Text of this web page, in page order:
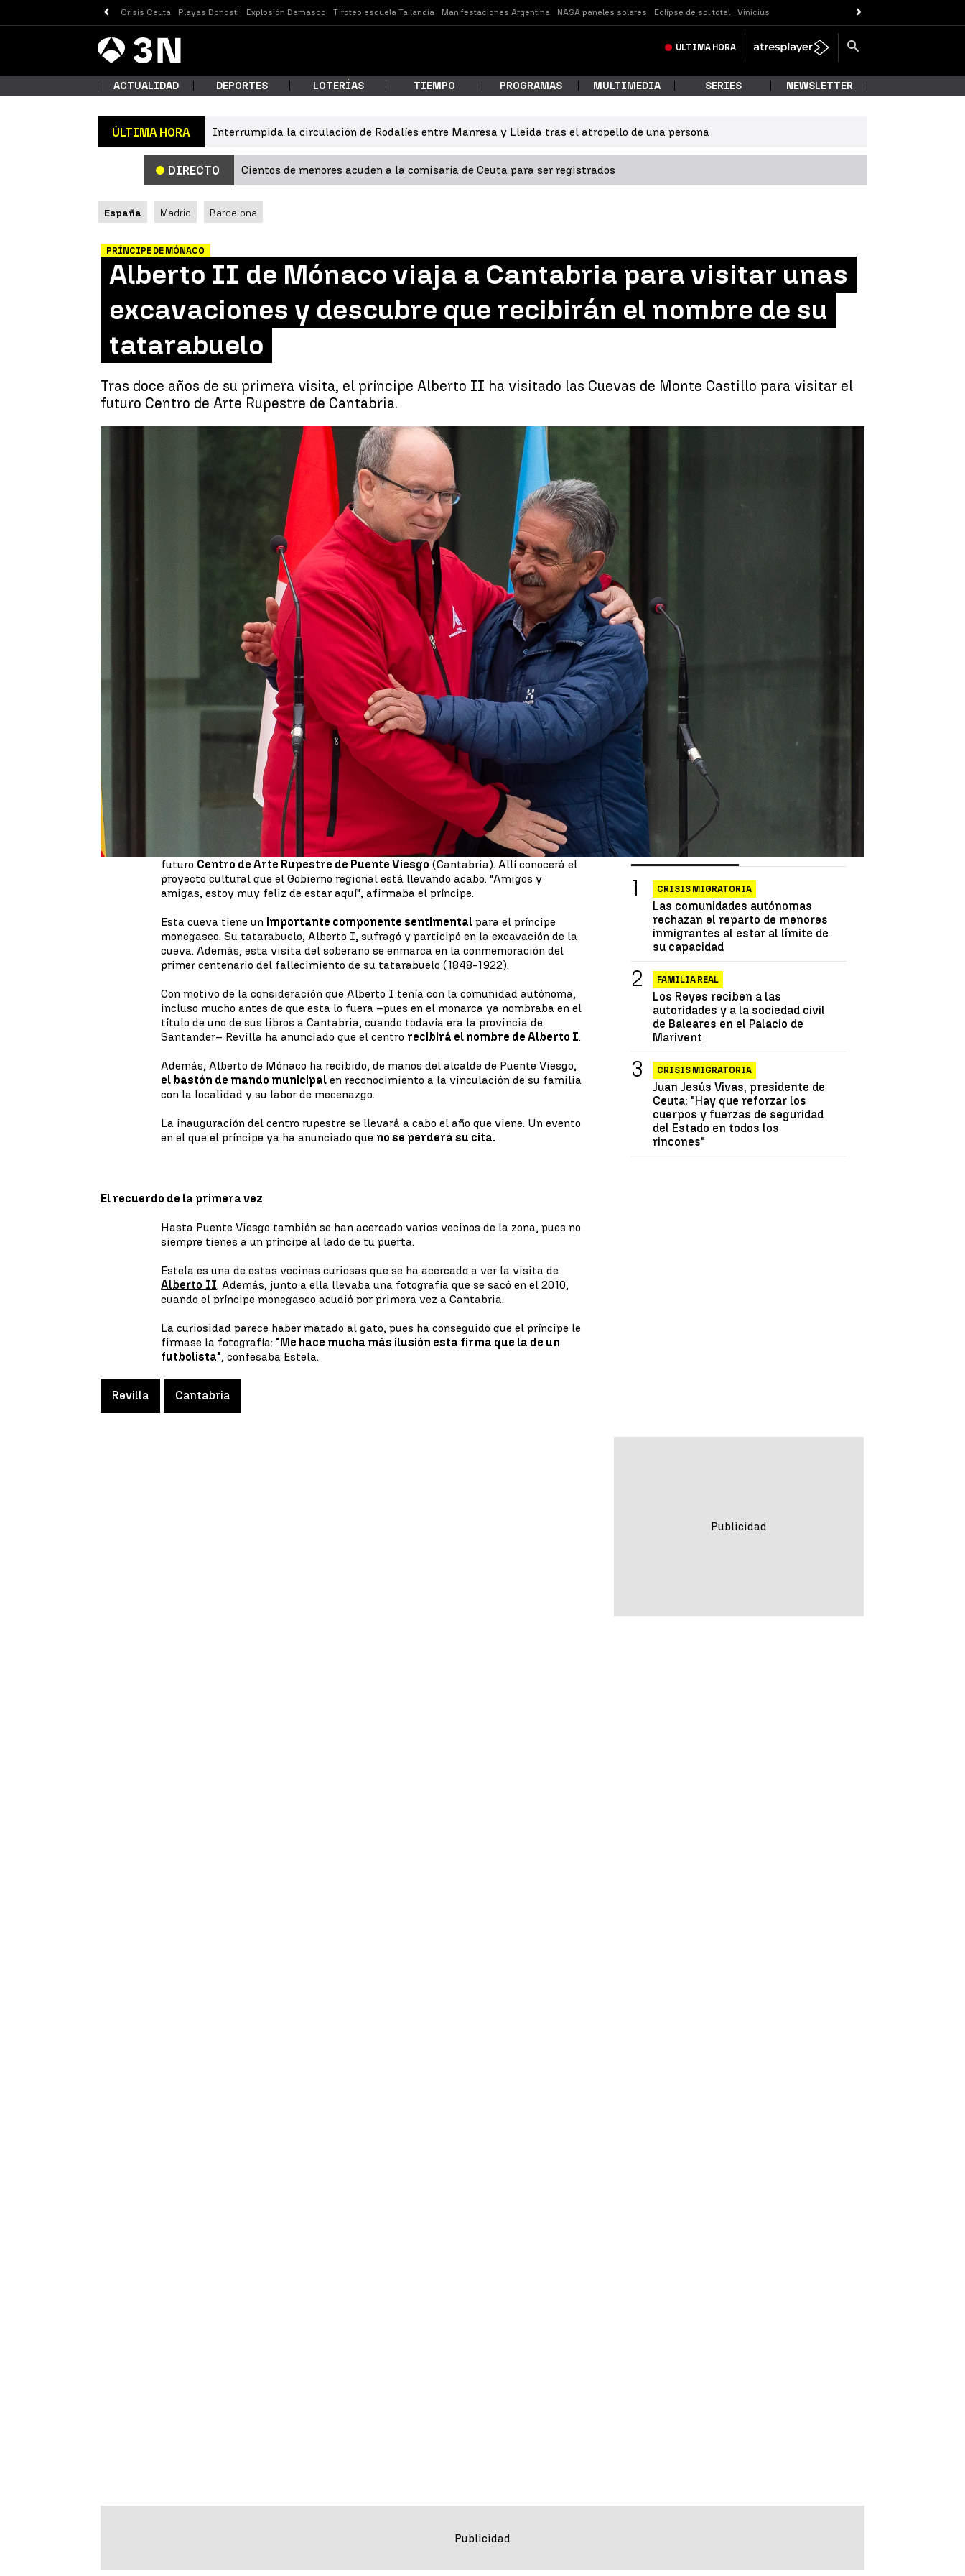
Crisis Ceuta Playas Donosti Explosión Damasco Tiroteo escuela Tailandia Manifestaciones Argentina NASA paneles solares Eclipse de sol total Vinicius
Antena
3 Noticias ÚLTIMA HORA
¿Qué estás buscando?
Buscar
ACTUALIDAD DEPORTES LOTERÍAS TIEMPO PROGRAMAS MULTIMEDIA SERIES NEWSLETTER
ÚLTIMA HORA Interrumpida la circulación de Rodalíes entre Manresa y Lleida tras el atropello de una persona
DIRECTO Cientos de menores acuden a la comisaría de Ceuta para ser registrados
España Madrid Barcelona
PRÍNCIPE DE MÓNACO
Alberto II de Mónaco viaja a Cantabria para visitar unas
excavaciones y descubre que recibirán el nombre de su
tatarabuelo
Tras doce años de su primera visita, el príncipe Alberto II ha visitado las Cuevas de Monte Castillo para visitar el
futuro Centro de Arte Rupestre de Cantabria.
Alberto II de Mónaco viaja a Cantabria para visitar las excavaciones de su tatarabuelo |
Publicado: 16 de octubre de 2022, 19:08 WhatsappFacebook
X Linkedin
Tras su visita al rey Felipe VIen la Zarzuela, donde ambos disfrutaron de un
almuerzo, el príncipe de Mónaco, Alberto II, ha viajado esta mañana hasta
Cantabria
para reunirse junto al presidente Miguel Ángel Revilla.
Ambos se reencontraban,después de doce años, en las cuevas del Monte
Castillo nuevamente. En su primera visita recibía, en nombre de su tatarabuelo,
Alberto I, el agradecimiento de Cantabria por el mecenazgo de las excavaciones
en Monte Castillo, donde su tatarabuelo participó.
Esta vez vuelve para visitar las instalaciones, todavía en construcción, del
futuro Centro de Arte Rupestre de Puente Viesgo (Cantabria). Allí conocerá el
proyecto cultural que el Gobierno regional está llevando acabo. "Amigos y
amigas, estoy muy feliz de estar aquí", afirmaba el príncipe.
Esta cueva tiene un importante componente sentimental para el príncipe
monegasco. Su tatarabuelo, Alberto I, sufragó y participó en la excavación de la
cueva. Además, esta visita del soberano se enmarca en la conmemoración del
primer centenario del fallecimiento de su tatarabuelo (1848-1922).
Con motivo de la consideración que Alberto I tenía con la comunidad autónoma,
incluso mucho antes de que esta lo fuera –pues en el monarca ya nombraba en el
título de uno de sus libros a Cantabria, cuando todavía era la provincia de
Santander– Revilla ha anunciado que el centro recibirá el nombre de Alberto I.
Además, Alberto de Mónaco ha recibido, de manos del alcalde de Puente Viesgo,
el bastón de mando municipal en reconocimiento a la vinculación de su familia
con la localidad y su labor de mecenazgo.
La inauguración del centro rupestre se llevará a cabo el año que viene. Un evento
en el que el príncipe ya ha anunciado que no se perderá su cita.
El recuerdo de la primera vez
Hasta Puente Viesgo también se han acercado varios vecinos de la zona, pues no
siempre tienes a un príncipe al lado de tu puerta.
Estela es una de estas vecinas curiosas que se ha acercado a ver la visita de
Alberto II. Además, junto a ella llevaba una fotografía que se sacó en el 2010,
cuando el príncipe monegasco acudió por primera vez a Cantabria.
La curiosidad parece haber matado al gato, pues ha conseguido que el príncipe le
firmase la fotografía: "Me hace mucha más ilusión esta firma que la de un
futbolista", confesaba Estela.
Revilla Cantabria
Las más vistas Lo último
CRISIS MIGRATORIA
Las comunidades autónomas
rechazan el reparto de menores
inmigrantes al estar al límite de
su capacidad
FAMILIA REAL
Los Reyes reciben a las
autoridades y a la sociedad civil
de Baleares en el Palacio de
Marivent
CRISIS MIGRATORIA
Juan Jesús Vivas, presidente de
Ceuta: "Hay que reforzar los
cuerpos y fuerzas de seguridad
del Estado en todos los
rincones"